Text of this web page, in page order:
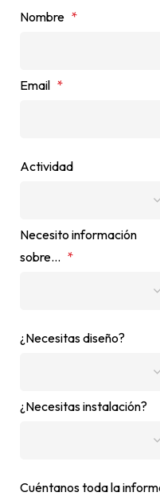
Nombre *
Email *
Actividad
Necesito información
sobre... *
¿Necesitas diseño?
¿Necesitas instalación?
Cuéntanos toda la